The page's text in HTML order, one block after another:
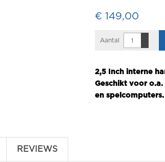
€ 149,00
Aantal
2,5 Inch interne
Geschikt voor
en spelcomputers.
REVIEWS